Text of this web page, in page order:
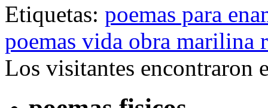
Etiquetas: poemas para
poemas vida obra marilina
Los visitantes encontraron